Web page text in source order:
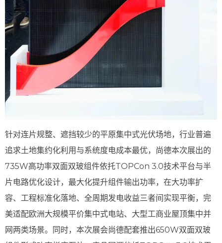
针对连片规整、遮挡较少的平原集中式光伏场地，行业普遍
追求土地集约化利用与系统度电成本最优，尚德本次展出的
735W高功率双面双玻组件依托TOPCon 3.0技术平台与半
片电路优化设计，最大化提升组件输出功率，在大功率扩
容、工程标准化落地、全周期发电收益三者间实现平衡，完
美适配欧洲大规模平价集中式电站、大型工商业屋顶集中并
网两类场景。同时，本次展会尚德配套推出650W双面双玻